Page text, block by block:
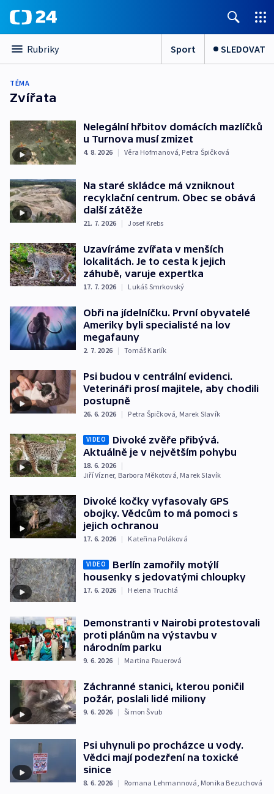
Rubriky Sport SLEDOVAT
TÉMA
Zvířata
Nelegální hřbitov domácích mazlíčků
u Turnova musí zmizet
4. 8. 2026 | Věra Hofmanová, Petra Špičková
Na staré skládce má vzniknout
recyklační centrum. Obec se obává
další zátěže
21. 7. 2026 | Josef Krebs
Uzavíráme zvířata v menších
lokalitách. Je to cesta k jejich
záhubě, varuje expertka
17. 7. 2026 | Lukáš Smrkovský
Obři na jídelníčku. První obyvatelé
Ameriky byli specialisté na lov
megafauny
2. 7. 2026 | Tomáš Karlík
Psi budou v centrální evidenci.
Veterináři prosí majitele, aby chodili
postupně
26. 6. 2026 | Petra Špičková Marek Slavík
VIDEO
Divoké zvěře přibývá.
Aktuálně je v největším pohybu
18. 6. 2026 |
Jiří Vízner, Barbora Měkotová Marek Slavík
Divoké kočky vyfasovaly GPS
obojky. Vědcům to má pomoci s
jejich ochranou
17. 6. 2026 | Kateřina Poláková
VIDEO
Berlín zamořily motýlí
housenky s jedovatými chloupky
17. 6. 2026 | Helena Truchlá
Demonstranti v Nairobi protestovali
proti plánům na výstavbu v
národním parku
9. 6. 2026 | Martina Pauerová
Záchranné stanici, kterou poničil
požár, poslali lidé miliony
9. 6. 2026 | Šimon Švub
Psi uhynuli po procházce u vody.
Vědci mají podezření na toxické
sinice
8. 6. 2026 | Romana Lehmannová Monika Bezuchová